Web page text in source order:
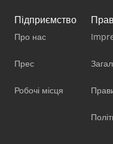
Підприємство
Про нас
Прес
Робочі місця